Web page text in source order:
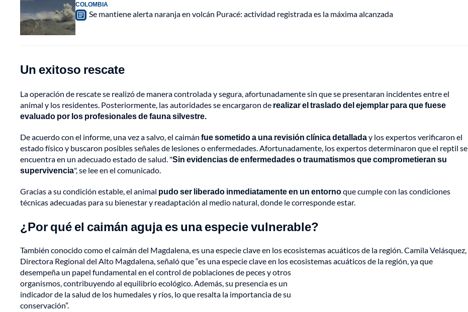
COLOMBIA
Se mantiene alerta naranja en volcán Puracé: actividad registrada es la máxima alcanzada
Un exitoso rescate
La operación de rescate se realizó de manera controlada y segura, afortunadamente sin que se presentaran incidentes entre el
animal y los residentes. Posteriormente, las autoridades se encargaron de realizar el traslado del ejemplar para que fuese
evaluado por los profesionales de fauna silvestre.
De acuerdo con el informe, una vez a salvo, el caimán fue sometido a una revisión clínica detalladay los expertos verificaron el
estado físico y buscaron posibles señales de lesiones o enfermedades. Afortunadamente, los expertos determinaron que el reptil se
encuentra en un adecuado estado de salud. "Sin evidencias de enfermedades o traumatismos que comprometieran su
supervivencia", se lee en el comunicado.
Gracias a su condición estable, el animal pudo ser liberado inmediatamente en un entornoque cumple con las condiciones
técnicas adecuadas para su bienestar y readaptación al medio natural, donde le corresponde estar.
¿Por qué el caimán aguja es una especie vulnerable?
También conocido como el caimán del Magdalena, es una especie clave en los ecosistemas acuáticos de la región. Camila Velásquez,
Directora Regional del Alto Magdalena, señaló que “es una especie clave en los ecosistemas acuáticos de la región, ya que
desempeña un papel fundamental en el control de poblaciones de peces y otros
organismos, contribuyendo al equilibrio ecológico. Además, su presencia es un
indicador de la salud de los humedales y ríos, lo que resalta la importancia de su
conservación”.